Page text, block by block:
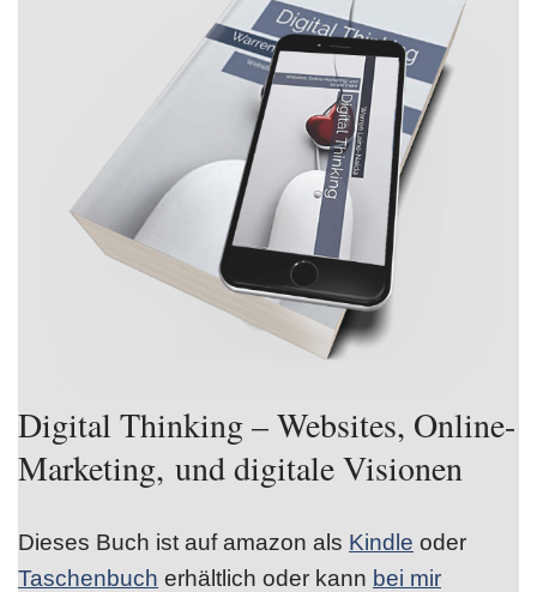
Digital Thinking – Websites, Online-
Marketing, und digitale Visionen
Dieses Buch ist auf amazon als Kindle oder
Taschenbuch erhältlich oder kann bei mir